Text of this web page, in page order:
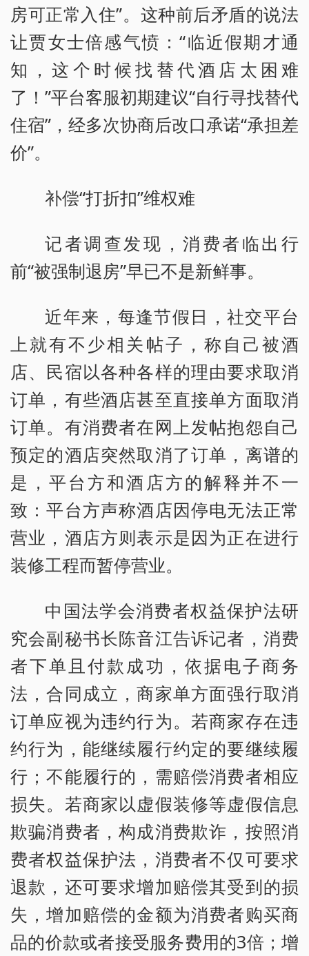
房可正常入住”。这种前后矛盾的说法
让贾女士倍感气愤：“临近假期才通
知，这个时候找替代酒店太困难
了！”平台客服初期建议“自行寻找替代
住宿”，经多次协商后改口承诺“承担差
价”。
补偿“打折扣”维权难
记者调查发现，消费者临出行
前“被强制退房”早已不是新鲜事。
近年来，每逢节假日，社交平台
上就有不少相关帖子，称自己被酒
店、民宿以各种各样的理由要求取消
订单，有些酒店甚至直接单方面取消
订单。有消费者在网上发帖抱怨自己
预定的酒店突然取消了订单，离谱的
是，平台方和酒店方的解释并不一
致：平台方声称酒店因停电无法正常
营业，酒店方则表示是因为正在进行
装修工程而暂停营业。
中国法学会消费者权益保护法研
究会副秘书长陈音江告诉记者，消费
者下单且付款成功，依据电子商务
法，合同成立，商家单方面强行取消
订单应视为违约行为。若商家存在违
约行为，能继续履行约定的要继续履
行；不能履行的，需赔偿消费者相应
损失。若商家以虚假装修等虚假信息
欺骗消费者，构成消费欺诈，按照消
费者权益保护法，消费者不仅可要求
退款，还可要求增加赔偿其受到的损
失，增加赔偿的金额为消费者购买商
品的价款或者接受服务费用的3倍；增